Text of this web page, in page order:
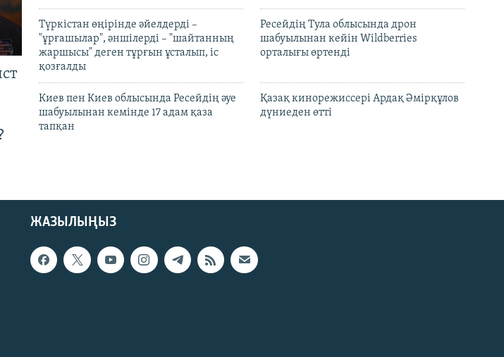
Түркістан өңірінде әйелдерді –
"ұрғашылар", әншілерді – "шайтанның
жаршысы" деген тұрғын ұсталып, іс
қозғалды
Ресейдің Тула облысында дрон
шабуылынан кейін Wildberries
орталығы өртенді
Киев пен Киев облысында Ресейдің әуе
шабуылынан кемінде 17 адам қаза
тапқан
Қазақ кинорежиссері Ардақ Әмірқұлов
дүниеден өтті
ЖАЗЫЛЫҢЫЗ